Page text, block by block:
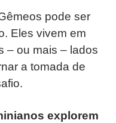
pode ser
Eles vivem em
– ou mais – lados
a tomada de
explorem